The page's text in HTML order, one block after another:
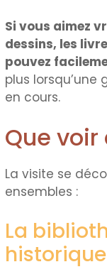
Si vous aimez
dessins, les
pouvez
plus lorsqu’une
en cours.
Que voir
La visite se
ensembles :
La
historique